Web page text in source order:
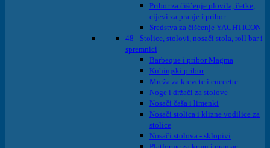
Pribor za čišćenje plovila, četke,
cijevi za pranje i pribor
Sredstva za čišćenje YACHTICON
48 - Stolice, stolovi, nosači stola, roll bar i
spremnici
Barbeque i pribor Magma
Kuhinjski pribor
Mreža za krevete i cuccette
Noge i držači za stolove
Nosači čaša i limenki
Nosači stolica i klizne vodilice za
stolice
Nosači stolova - sklopivi